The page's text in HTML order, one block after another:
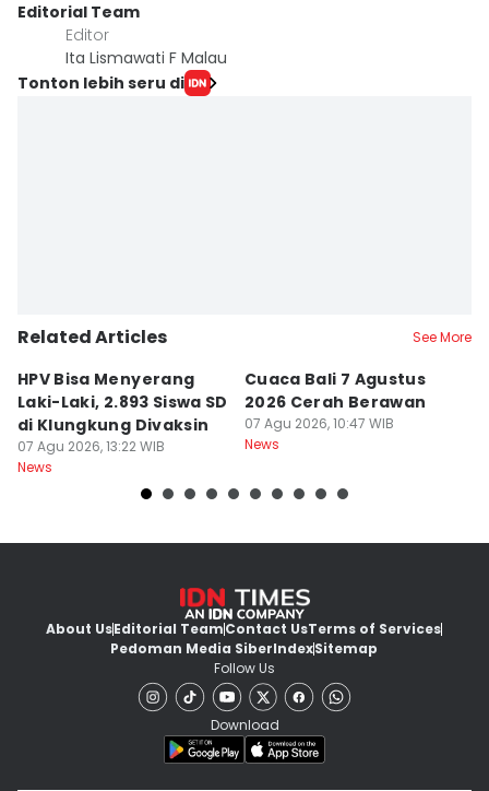
Editorial Team
Editor
Ita Lismawati F Malau
Tonton lebih seru di
Related Articles See More
HPV Bisa Menyerang
Laki-Laki, 2.893 Siswa SD
di Klungkung Divaksin
07 Agu 2026, 13:22 WIB
News
Cuaca Bali 7 Agustus
2026 Cerah Berawan
07 Agu 2026, 10:47 WIB
News
About UsEditorial TeamContact UsTerms of Services
Pedoman Media SiberIndexSitemap
Follow Us
Download